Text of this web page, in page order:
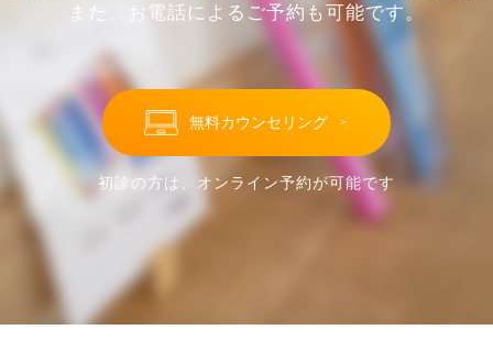
また、お電話によるご予約も可能です。
無料カウンセリング ＞
初診の方は、オンライン予約が可能です